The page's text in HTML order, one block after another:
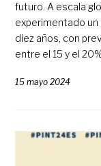
futuro. A escala
experimentado
diez años, con
entre el 15 y el
15 mayo 2024